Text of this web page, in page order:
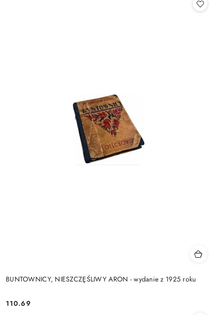
BUNTOWNICY, NIESZCZĘŚLIWY ARON - wydanie z 1925 roku
Cena:
110.69